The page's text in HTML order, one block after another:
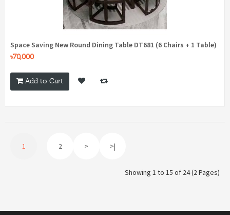
Space Saving New Round Dining Table DT681 (6 Chairs + 1 Table)
৳70,000
Add to Cart
1 2 > >|
Showing 1 to 15 of 24 (2 Pages)